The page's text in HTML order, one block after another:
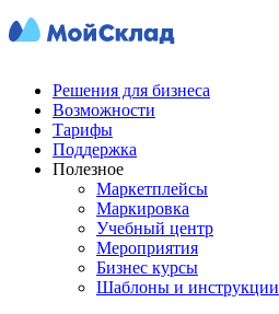
Решения для бизнеса
Возможности
Тарифы
Поддержка
Полезное
Маркетплейсы
Маркировка
Учебный центр
Мероприятия
Бизнес курсы
Шаблоны и инструкции